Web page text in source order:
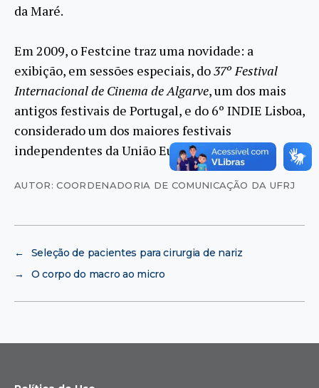
da Maré.
Em 2009, o Festcine traz uma novidade: a
exibição, em sessões especiais, do37º Festival
Internacional de Cinema de Algarve, um dos mais
antigos festivais de Portugal, e do 6º INDIE Lisboa,
considerado um dos maiores festivais
independentes da União Europeia.
AUTOR: COORDENADORIA DE COMUNICAÇÃO DA UFRJ
←
Seleção de pacientes para cirurgia de nariz
→
O corpo do macro ao micro